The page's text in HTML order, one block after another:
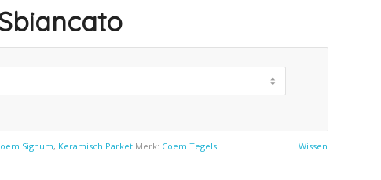
Wissen
Signum, Keramisch Parket Merk: Coem Tegels